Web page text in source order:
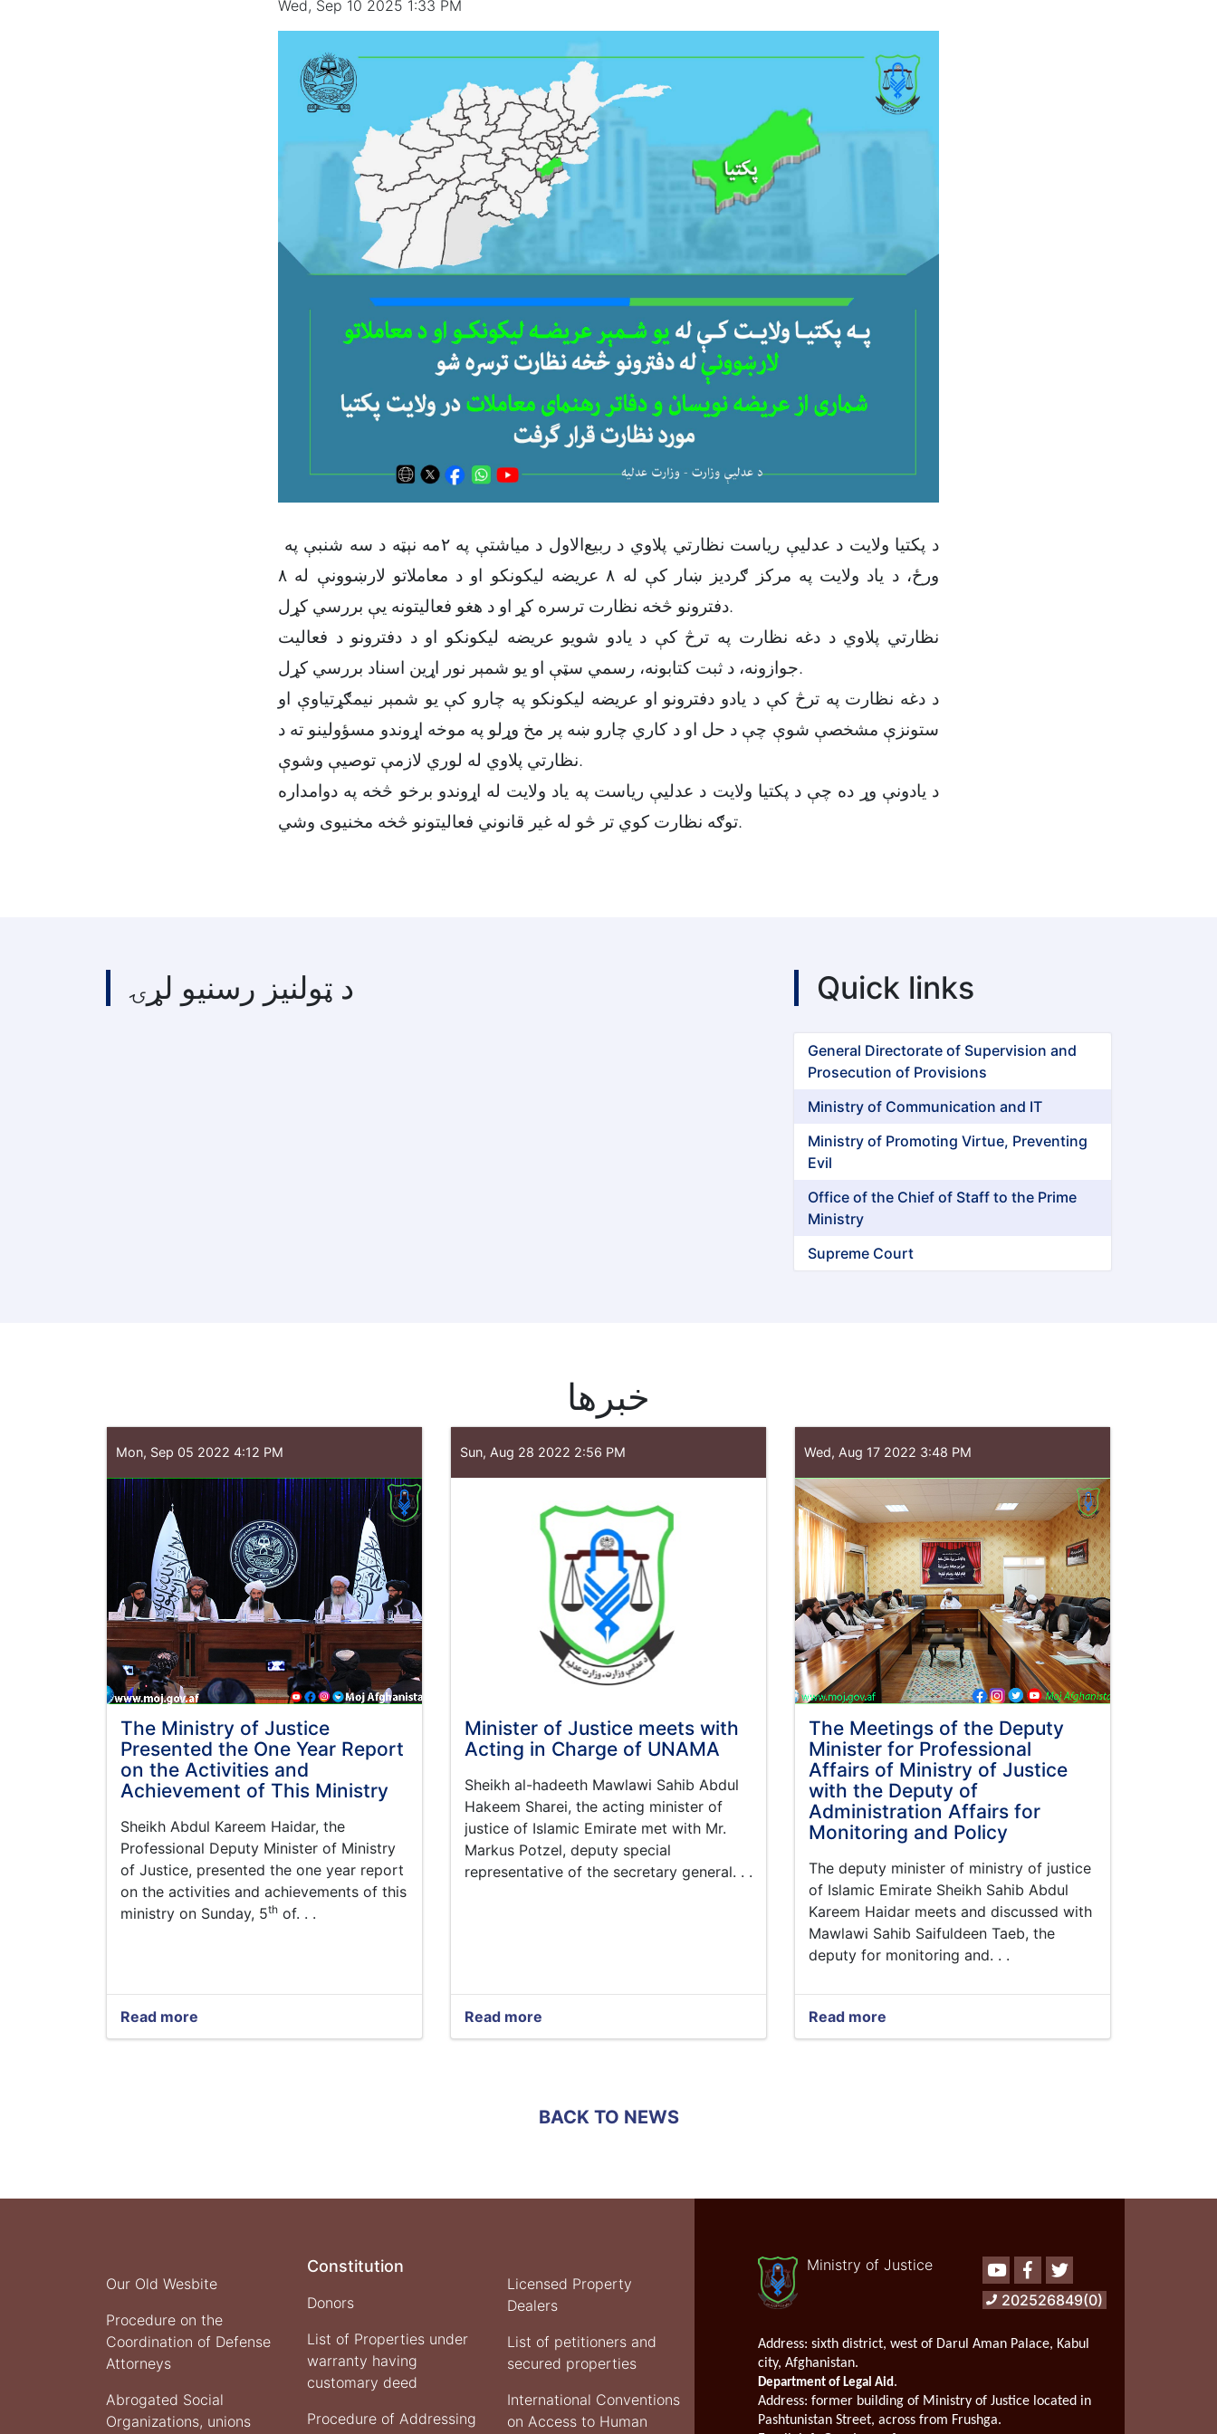
Wed, Sep 10 2025 1:33 PM
ورځ، د یاد ولایت په مرکز ګردیز ښار کې له ۸ عریضه ليکونکو او د معاملاتو لارښوونې له ۸
دفترونو څخه نظارت ترسره کړ او د هغو فعاليتونه یې بررسي کړل.
نظارتي پلاوي د دغه نظارت په ترڅ کې د یادو شویو عریضه ليکونکو او د دفترونو د فعاليت
جوازونه، د ثبت کتابونه، رسمي سټې او یو شمېر نور اړين اسناد بررسي کړل.
د دغه نظارت په ترڅ کې د یادو دفترونو او عریضه ليکونکو په چارو کې یو شمېر نيمګړتياوې او
ستونزې مشخصې شوې چې د حل او د کاري چارو ښه پر مخ وړلو په موخه اړوندو مسؤولينو ته د
نظارتي پلاوي له لوري لازمې توصیې وشوې.
د یادونې وړ ده چې د پکتيا ولایت د عدلیې رياست په یاد ولایت له اړوندو برخو څخه په دوامداره
توګه نظارت کوي تر څو له غیر قانوني فعاليتونو څخه مخنيوی وشي.
د ټولنیز رسنیو لړۍ Quick links
General Directorate of Supervision and
Prosecution of Provisions
Ministry of Communication and IT
Ministry of Promoting Virtue, Preventing
Evil
Office of the Chief of Staff to the Prime
Ministry
Supreme Court
خبرها
Mon, Sep 05 2022 4:12 PM
The Ministry of Justice
Presented the One Year Report
on the Activities and
Achievement of This Ministry
Sheikh Abdul Kareem Haidar, the
Professional Deputy Minister of Ministry
of Justice, presented the one year report
on the activities and achievements of this
ministry on Sunday, 5th of. . .
Read more
The
on
of
Ministry
Sun, Aug 28 2022 2:56 PM
Minister of Justice meets with
Acting in Charge of UNAMA
Sheikh al-hadeeth Mawlawi Sahib Abdul
Hakeem Sharei, the acting minister of
justice of Islamic Emirate met with Mr.
Markus Potzel, deputy special
representative of the secretary general. . .
Read more
Minister
with
Acting
UNAMA
Wed, Aug 17 2022 3:48 PM
The Meetings of the Deputy
Minister for Professional
Affairs of Ministry of Justice
with the Deputy of
Administration Affairs for
Monitoring and Policy
The deputy minister of ministry of justice
of Islamic Emirate Sheikh Sahib Abdul
Kareem Haidar meets and discussed with
Mawlawi Sahib Saifuldeen Taeb, the
deputy for monitoring and. . .
Read more
The
of
with
Administration
for
Monitoring
and
BACK TO NEWS
Our Old Wesbite
Procedure on the
Coordination of Defense
Attorneys
Abrogated Social
Organizations, unions
Constitution
Donors
List of Properties under
warranty having
customary deed
Procedure of Addressing
Licensed Property
Dealers
List of petitioners and
secured properties
International Conventions
on Access to Human
Ministry of Justice YoutubeFacebookTwitter
202526849(0)
Address: sixth district, west of Darul Aman Palace, Kabul
city, Afghanistan.
Department of Legal Aid.
Address: former building of Ministry of Justice located in
Pashtunistan Street, across from Frushga.